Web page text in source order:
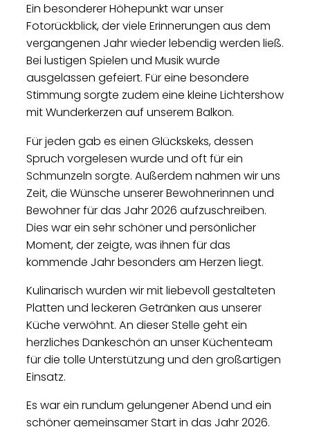
Ein besonderer Höhepunkt war unser
Fotorückblick, der viele Erinnerungen aus dem
vergangenen Jahr wieder lebendig werden ließ.
Bei lustigen Spielen und Musik wurde
ausgelassen gefeiert. Für eine besondere
Stimmung sorgte zudem eine kleine Lichtershow
mit Wunderkerzen auf unserem Balkon.
Für jeden gab es einen Glückskeks, dessen
Spruch vorgelesen wurde und oft für ein
Schmunzeln sorgte. Außerdem nahmen wir uns
Zeit, die Wünsche unserer Bewohnerinnen und
Bewohner für das Jahr 2026 aufzuschreiben.
Dies war ein sehr schöner und persönlicher
Moment, der zeigte, was ihnen für das
kommende Jahr besonders am Herzen liegt.
Kulinarisch wurden wir mit liebevoll gestalteten
Platten und leckeren Getränken aus unserer
Küche verwöhnt. An dieser Stelle geht ein
herzliches Dankeschön an unser Küchenteam
für die tolle Unterstützung und den großartigen
Einsatz.
Es war ein rundum gelungener Abend und ein
schöner gemeinsamer Start in das Jahr 2026.